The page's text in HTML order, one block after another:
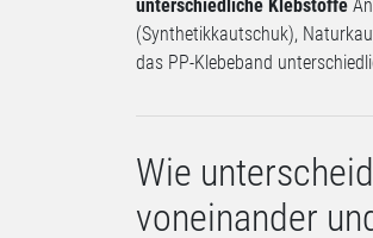
unterschiedliche Klebstoffe
(Synthetikkautschuk),
das PP-Klebeband
Wie
voneinander